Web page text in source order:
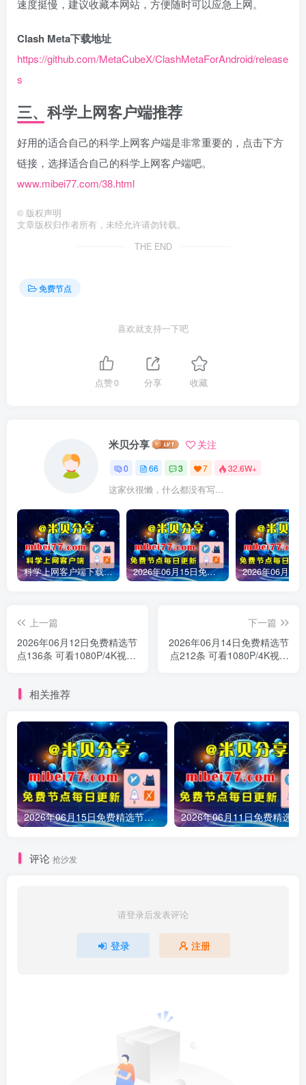
速度挺慢，建议收藏本网站，方便随时可以应急上网。
Clash Meta下载地址
https://github.com/MetaCubeX/ClashMetaForAndroid/release
s
三、科学上网客户端推荐
好用的适合自己的科学上网客户端是非常重要的，点击下方
链接，选择适合自己的科学上网客户端吧。
www.mibei77.com/38.html
© 版权声明
文章版权归作者所有，未经允许请勿转载。
THE END
免费节点
喜欢就支持一下吧
点赞0 分享 收藏
米贝分享 关注
0 66 3 7 32.6W+
这家伙很懒，什么都没有写...
科学上网客户端下载-clash meta/v2rayN/Sing-box/winxray/小火箭/圈X/Shadowrocket/Quantumult X/v2rayNG等客户端下载 2026年06月15日免费精选节点245条 可看1080P/4K视频 v2ray|clash|小火箭订阅链接 手机电脑 科学上网|梯子|翻墙|代理|VPN|外网
上一篇
2026年06月12日免费精选节
点136条 可看1080P/4K视频
墙|代理|VPN|外网
下一篇
2026年06月14日免费精选节
点212条 可看1080P/4K视频
相关推荐
2026年06月15日免费精选节点245条 可看1080P/4K视频 v2ray|clash|小火箭订阅链接 手机电脑 科学上网|梯子|翻墙|代理|VPN|外网
评论 抢沙发
请登录后发表评论
登录 注册